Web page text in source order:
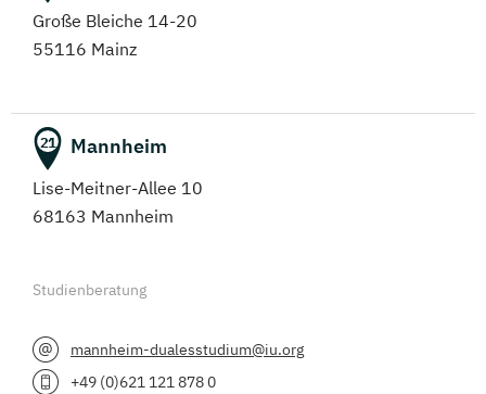
Große Bleiche 14-20
55116 Mainz
21 Mannheim
Lise-Meitner-Allee 10
68163 Mannheim
Studienberatung
mannheim-dualesstudium@iu.org
+49 (0)621 121 878 0